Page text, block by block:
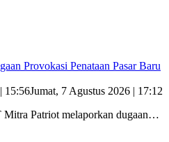
Provokasi Penataan Pasar Baru
15:56Jumat, 7 Agustus 2026 | 17:12
Patriot melaporkan dugaan…